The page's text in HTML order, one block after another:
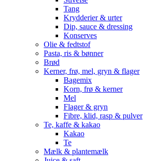
Tang
Krydderier & urter
Dip, sauce & dressing
Konserves
Olie & fedtstof
Pasta, ris & bønner
Brød
Kerner, frø, mel, gryn & flager
Bagemix
Korn, frø & kerner
Mel
Flager & gryn
Fibre, klid, rasp & pulver
Te, kaffe & kakao
Kakao
Te
Mælk & plantemælk